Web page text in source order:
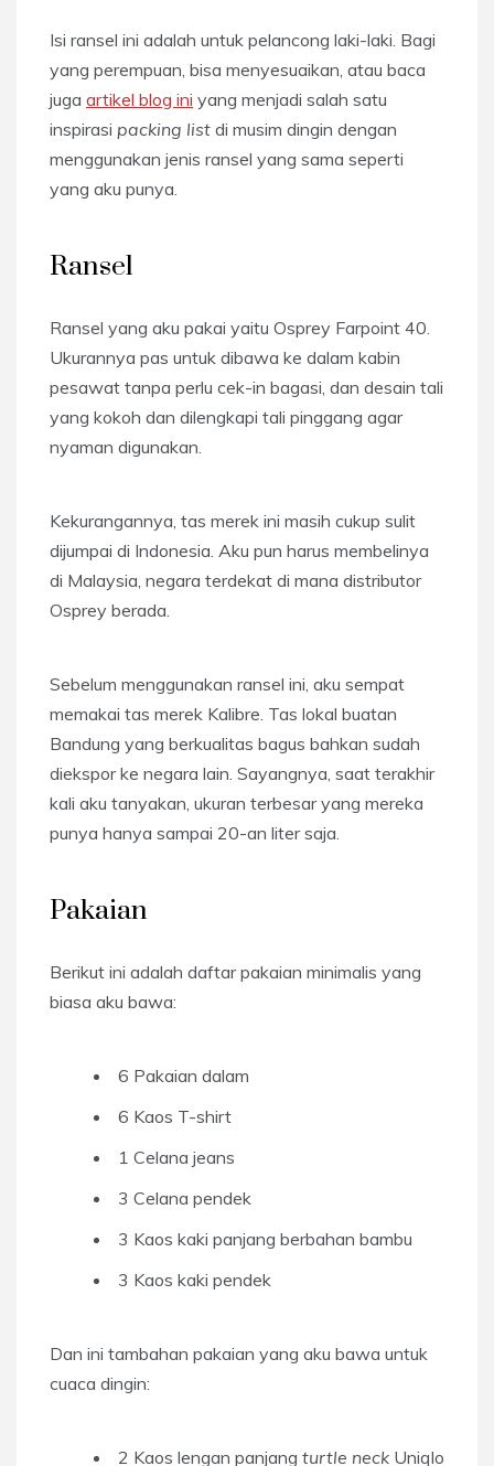
Isi ransel ini adalah untuk pelancong laki-laki. Bagi
yang perempuan, bisa menyesuaikan, atau baca
juga artikel blog ini yang menjadi salah satu
inspirasi packing list di musim dingin dengan
menggunakan jenis ransel yang sama seperti
yang aku punya.
Ransel
Ransel yang aku pakai yaitu Osprey Farpoint 40.
Ukurannya pas untuk dibawa ke dalam kabin
pesawat tanpa perlu cek-in bagasi, dan desain tali
yang kokoh dan dilengkapi tali pinggang agar
nyaman digunakan.
Kekurangannya, tas merek ini masih cukup sulit
dijumpai di Indonesia. Aku pun harus membelinya
di Malaysia, negara terdekat di mana distributor
Osprey berada.
Sebelum menggunakan ransel ini, aku sempat
memakai tas merek Kalibre. Tas lokal buatan
Bandung yang berkualitas bagus bahkan sudah
diekspor ke negara lain. Sayangnya, saat terakhir
kali aku tanyakan, ukuran terbesar yang mereka
punya hanya sampai 20-an liter saja.
Pakaian
Berikut ini adalah daftar pakaian minimalis yang
biasa aku bawa:
6 Pakaian dalam
6 Kaos T-shirt
1 Celana jeans
3 Celana pendek
3 Kaos kaki panjang berbahan bambu
3 Kaos kaki pendek
Dan ini tambahan pakaian yang aku bawa untuk
cuaca dingin:
2 Kaos lengan panjang turtle neck Uniqlo